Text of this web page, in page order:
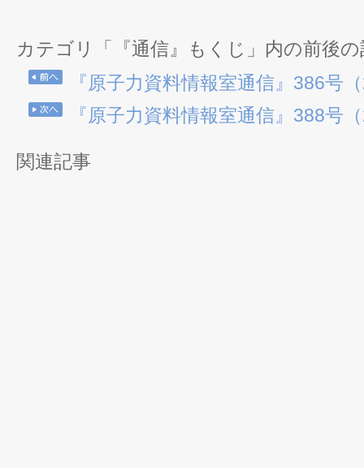
カテゴリ「『通信』もくじ」内の前後の
『原子力資料情報室通信』386号
『原子力資料情報室通信』388号
関連記事